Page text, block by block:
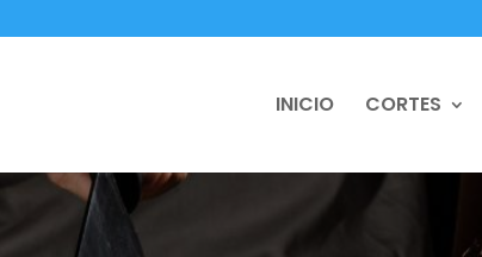
INICIO CORTES